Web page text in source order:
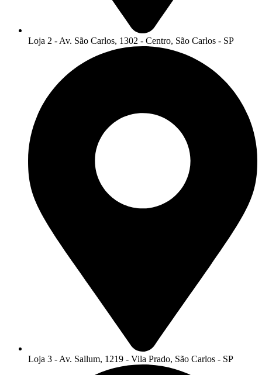
Loja 2 - Av. São Carlos, 1302 - Centro, São Carlos - SP
Loja 3 - Av. Sallum, 1219 - Vila Prado, São Carlos - SP